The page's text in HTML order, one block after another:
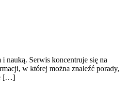
nauką. Serwis koncentruje się na
w której można znaleźć porady,
[…]